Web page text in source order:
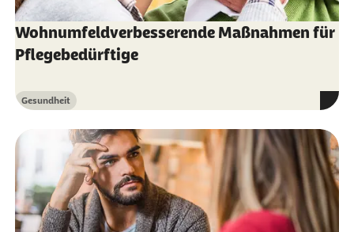
Wohnumfeldverbesserende Maßnahmen für
Pflegebedürftige
Kategorie
Gesundheit